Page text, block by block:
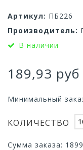
Артикул: ПБ226
Производитель:
В наличии
189,93 руб
Минимальный
КОЛИЧЕСТВО
Сумма заказа: